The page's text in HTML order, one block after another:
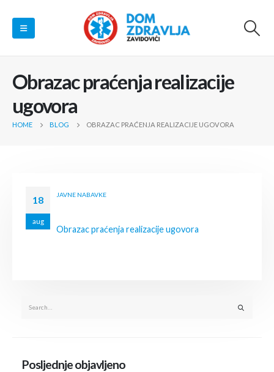
Obrazac praćenja realizacije
ugovora
HOME BLOG OBRAZAC PRAĆENJA REALIZACIJE UGOVORA
18
aug
JAVNE NABAVKE
Obrazac praćenja realizacije ugovora
Posljednje objavljeno